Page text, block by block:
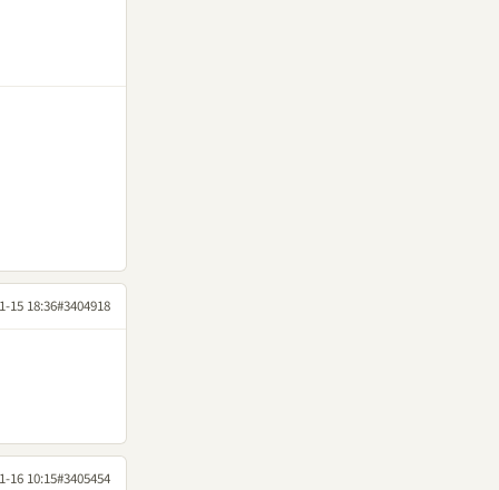
15 18:36#3404918
16 10:15#3405454